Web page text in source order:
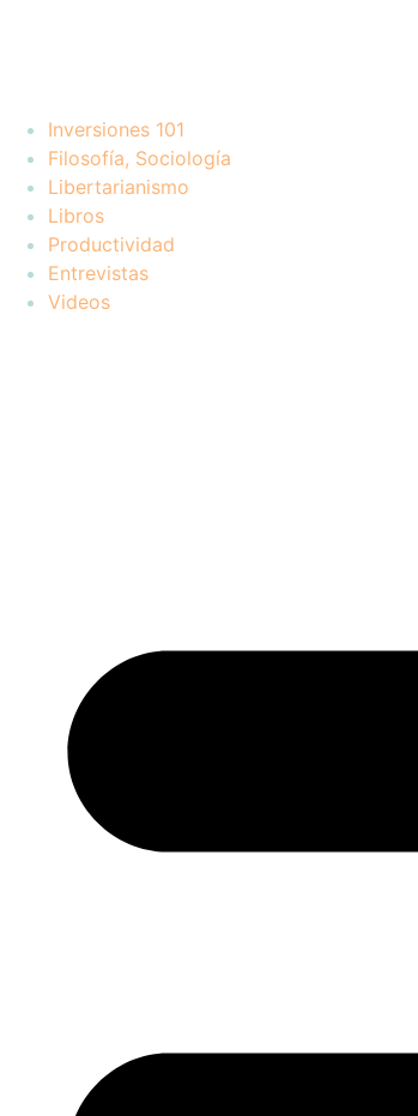
Inversiones 101
Filosofía, Sociología
Libertarianismo
Libros
Productividad
Entrevistas
Videos